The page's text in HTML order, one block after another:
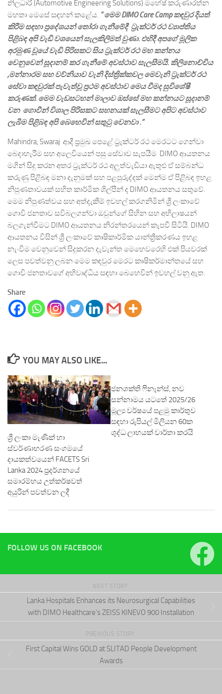
නිලධාරී (Automotive Engineering Solutions) මහේෂ් කරුණාරත්න
මහතා මෙසේ සඳහන් කළේය. ” මෙම DIMO Care Camp කඳවුර දියත්
කිරීම සඳහා ප්‍රදේශයන් තෝරා ගැනීමේදී ට්‍රැක්ටර් රථ ව්‍යාප්තිය
පිළිබඳ අපි වැඩි වශයෙන් සැලකිලිමත් වුණා. එහිදී අපගේ මූලික
අරමුණ වූයේ වැඩි පිරිසකට සිය ට්‍රැක්ටර් රථ මහ කන්නය
වෙනුවෙන් සූදානම් කර ගැනීමේ අවස්ථාව සැලසීමයි. කිලිනොච්චිය
,මන්නාරම සහ වව්නියාව වැනි දිස්ත්‍රික්කවල මෙවැනි ට්‍රැක්ටර් රථ
සේවා කඳවුරක් පැවැත්වූ ප්‍රථම අවස්ථාව මෙය වීමද සුවිශේෂී
කරුණක්. මෙම වැඩසටහන් මාලාව ඔස්සේ මහ කන්නයට සූදානම්
වන ගොවීන් විශාල පිරිසකට සහනයක් සැලසීමට අපිට අවස්ථාව
ලැබීම පිළිබඳ අපි බෙහෙවින් සතුටු වෙනවා .”
Mahindra, Swaraj ආදී ප්‍රමුඛ පෙළේ ට්‍රැක්ටර් රථ මෙරටට ගෙන්වා
බෙදාහැරීම සහ අලෙවියෙන් පසු සේවාව සැපයීම DIMO ආයතනය
මගින් සිදු කරන අතර ට්‍රැක්ටර් රථ අලුත්වැඩියා ඇතුළු ඒ සම්බන්ධ
කරුණු පිළිබඳ මනා දැනුමක් සහ පළපුරුද්දක් මෙන්ම ඒ පිළිබඳ ඉහළ
නිපුණතාවයක් සහිත කාර්මික ශිල්පීන් ද DIMO ආයතනය සතුවේ.
මෙම නිපුණත්වය සහ අත්දැකීම් ඉවහල් කරගනිමින් ශ්‍රී ලංකාවේ
ගොවි ජනතාව සවිබලගන්වා ඔවුන්ගේ සිහින සහ අභිලාෂයන්
බලගැන්වීමට DIMO ආයතනය නිරන්තරයෙන් කැපවී සිටියි. DIMO
ආයතනය විසින් ශ්‍රී ලංකාවේ කෘෂිකාර්මික යාන්ත්‍රීකරණය ඉහළ
නැංවීම වෙනුවෙන් සිදුකරන දැවැන්ත මෙහෙවරෙහි එක් පියවරක්
ලෙස පවත්වනු ලබන මෙම කඳවුර මෙරට කෘෂිකර්මාන්තයේ සහ
ගොවි ජනතාවගේ අභිවෘද්ධිය සඳහා බෙහෙවින් ඉවහල් වනු ඇත.
Share
YOU MAY ALSO LIKE...
ශ්‍රී ලංකා මැණික් හා
ස්වර්ණාභරණ සංගමයේ
දායකත්වයෙන් FACETS Sri
Lanka 2024 ප්‍රදර්ශනයේ
සමාරම්භය උත්කර්ෂවත්
අයුරින් පවත්වන ලදී
ජනශක්ති ෆිනෑන්ස්, නව
සන්නාමය යටතේ 2025/26
මූල්‍ය වර්ෂයේ පළමු කාර්තුව
සඳහා රුපියල් මිලියන 60ක
ශුද්ධ ලාභයක් වාර්තා කරයි
FOLLOW US ON FACEBOOK
NEXT STORY
Lanka Hospitals Enhances its Neurosurgical Capabilities
with DIMO Healthcare’s ZEISS KINEVO 900 Installation
PREVIOUS STORY
First Capital Wins GOLD at SLITAD People Development
Awards